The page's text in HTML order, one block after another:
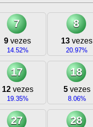
7
9 vezes
14.52%
8
13 vezes
20.97%
17
12vezes
19.35%
18
5vezes
8.06%
27 28